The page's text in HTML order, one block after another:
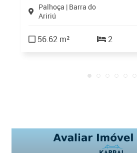
Palhoça | Barra do
Aririú
56.62 m² 2